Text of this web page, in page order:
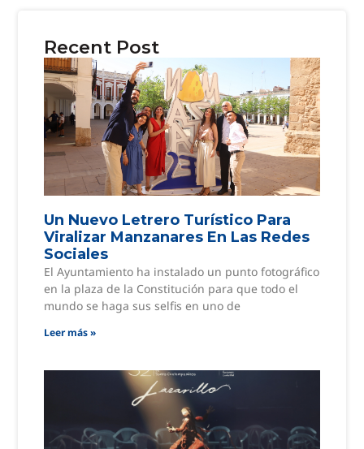
Recent Post
Un Nuevo Letrero Turístico Para
Viralizar Manzanares En Las Redes
Sociales
El Ayuntamiento ha instalado un punto fotográfico
en la plaza de la Constitución para que todo el
mundo se haga sus selfis en uno de
Leer más »